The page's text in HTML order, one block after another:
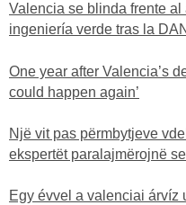
Valencia se blinda frente
ingeniería verde tras la
One year after Valencia’s
could happen again’
Një vit pas përmbytjeve
ekspertët paralajmërojnë
Egy évvel a valenciai árvíz